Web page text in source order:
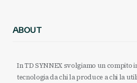
ABOUT
In TD SYNNEX svolgiamo un compito
tecnologia da chi la produce a chi la